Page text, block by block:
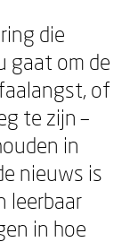
die
gaat om de
of
te zijn –
in
nieuws is
leerbaar
in hoe